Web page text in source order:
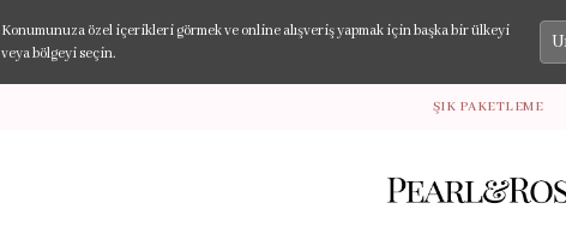
Konumunuza özel içerikleri görmek ve online alışveriş yapmak için başka bir ülkeyi
veya bölgeyi seçin.
ŞIK PAKETLEME